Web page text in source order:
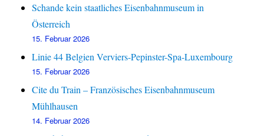
Schande kein staatliches Eisenbahnmuseum in
Österreich
15. Februar 2026
Linie 44 Belgien Verviers-Pepinster-Spa-Luxembourg
15. Februar 2026
Cite du Train – Französisches Eisenbahnmuseum
Mühlhausen
14. Februar 2026